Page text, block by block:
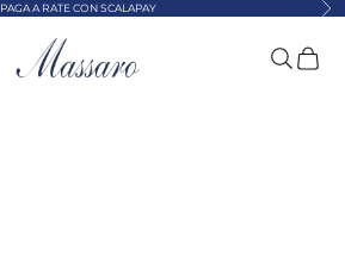
PAGA A RATE CON SCALAPAY
MASSARO ABBIGLIAMENTO Cerca